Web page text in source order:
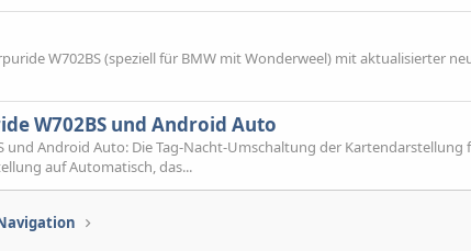
W702BS (speziell für BMW mit Wonderweel) mit aktualisierter
W702BS und Android Auto
und Android Auto: Die Tag-Nacht-Umschaltung der
auf Automatisch, das...